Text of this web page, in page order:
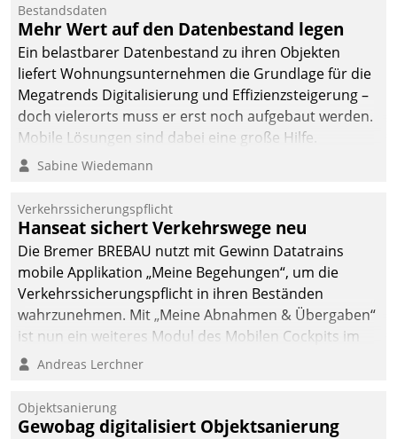
Bestandsdaten
Mehr Wert auf den Datenbestand legen
Ein belastbarer Datenbestand zu ihren Objekten
liefert Wohnungsunternehmen die Grundlage für die
Megatrends Digitalisierung und Effizienzsteigerung –
doch vielerorts muss er erst noch aufgebaut werden.
Mobile Lösungen sind dabei eine große Hilfe.
Sabine Wiedemann
Verkehrssicherungspflicht
Hanseat sichert Verkehrswege neu
Die Bremer BREBAU nutzt mit Gewinn Datatrains
mobile Applikation „Meine Begehungen“, um die
Verkehrssicherungspflicht in ihren Beständen
wahrzunehmen. Mit „Meine Abnahmen & Übergaben“
ist nun ein weiteres Modul des Mobilen Cockpits im
Einsatz.
Andreas Lerchner
Objektsanierung
Gewobag digitalisiert Objektsanierung